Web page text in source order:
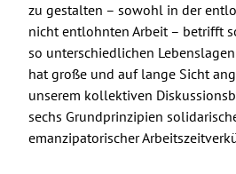
zu gestalten – sowohl in der
nicht entlohnten Arbeit – betrifft
so unterschiedlichen
hat große und auf lange Sicht
unserem kollektiven
sechs Grundprinzipien
emanzipatorischer